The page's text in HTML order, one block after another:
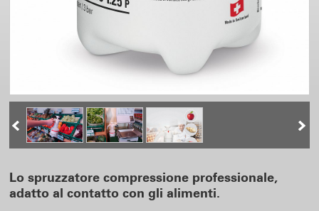
Lo spruzzatore compressione professionale,
adatto al contatto con gli alimenti.